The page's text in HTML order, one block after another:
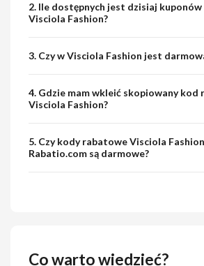
2. Ile dostępnych jest dzisiaj
Visciola Fashion?
3. Czy w Visciola Fashion jest
4. Gdzie mam wkleić skopiowany kod
Visciola Fashion?
5. Czy kody rabatowe Visciola
Rabatio.com są darmowe?
Co warto wiedzieć?